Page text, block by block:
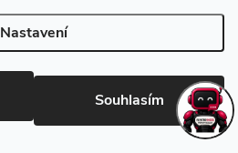
Nastavení
Souhlasím
Skladem
DO KOŠÍKU